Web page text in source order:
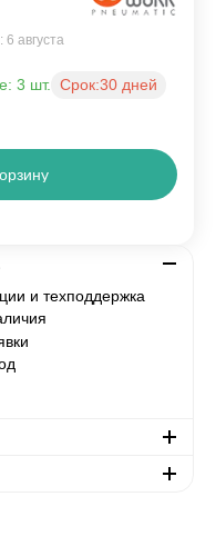
августа
3 шт. Срок:30 дней
и техподдержка